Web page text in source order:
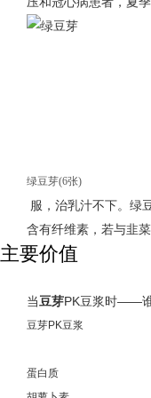
绿豆芽(6张)
服，治乳汁不下。绿
含有纤维素，若与韭
主要价值
当豆芽PK豆浆时——
豆芽PK豆浆
蛋白质